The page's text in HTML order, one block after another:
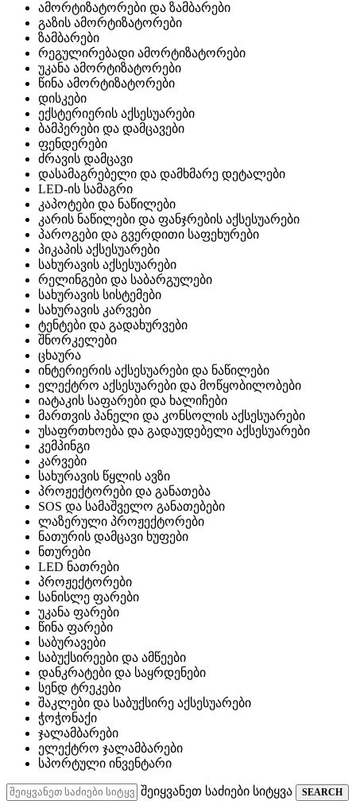
ამორტიზატორები და ზამბარები
გაზის ამორტიზატორები
ზამბარები
რეგულირებადი ამორტიზატორები
უკანა ამორტიზატორები
წინა ამორტიზატორები
დისკები
ექსტერიერის აქსესუარები
ბამპერები და დამცავები
ფენდერები
ძრავის დამცავი
დასამაგრებელი და დამხმარე დეტალები
LED-ის სამაგრი
კაპოტები და ნაწილები
კარის ნაწილები და ფანჯრების აქსესუარები
პაროგები და გვერდითი საფეხურები
პიკაპის აქსესუარები
სახურავის აქსესუარები
რელინგები და საბარგულები
სახურავის სისტემები
სახურავის კარვები
ტენტები და გადახურვები
შნორკელები
ცხაურა
ინტერიერის აქსესუარები და ნაწილები
ელექტრო აქსესუარები და მოწყობილობები
იატაკის საფარები და ხალიჩები
მართვის პანელი და კონსოლის აქსესუარები
უსაფრთხოება და გადაუდებელი აქსესუარები
კემპინგი
კარვები
სახურავის წყლის ავზი
პროჟექტორები და განათება
SOS და სამაშველო განათებები
ლაზერული პროჟექტორები
ნათურის დამცავი ხუფები
ნთურები
LED ნათრები
პროჟექტორები
სანისლე ფარები
უკანა ფარები
წინა ფარები
საბურავები
საბუქსირეები და ამწეები
დანკრატები და საყრდენები
სენდ ტრეკები
შაკლები და საბუქსირე აქსესუარები
ჭოჭონაქი
ჯალამბარები
ელექტრო ჯალამბარები
სპორტული ინვენტარი
შეიყვანეთ საძიები სიტყვა SEARCH